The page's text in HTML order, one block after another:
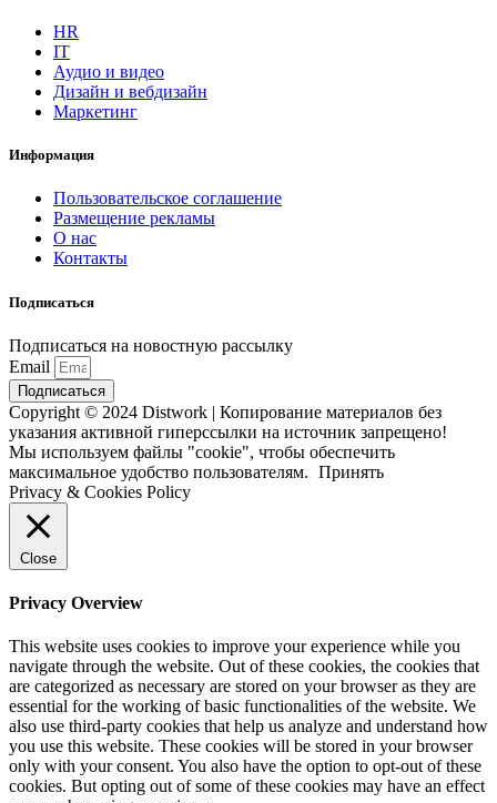
HR
IT
Аудио и видео
Дизайн и вебдизайн
Маркетинг
Информация
Пользовательское соглашение
Размещение рекламы
О нас
Контакты
Подписаться
Подписаться на новостную рассылку
Email
Подписаться
Copyright © 2024 Distwork | Копирование материалов без
указания активной гиперссылки на источник запрещено!
Мы используем файлы "cookie", чтобы обеспечить
максимальное удобство пользователям. Принять
Privacy & Cookies Policy
Close
Privacy Overview
This website uses cookies to improve your experience while you
navigate through the website. Out of these cookies, the cookies that
are categorized as necessary are stored on your browser as they are
essential for the working of basic functionalities of the website. We
also use third-party cookies that help us analyze and understand how
you use this website. These cookies will be stored in your browser
only with your consent. You also have the option to opt-out of these
cookies. But opting out of some of these cookies may have an effect